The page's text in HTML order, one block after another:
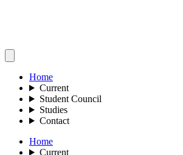
Home
Current
Student Council
Studies
Contact
Home
Current